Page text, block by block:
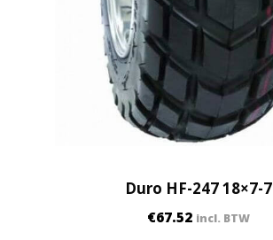
Duro HF-247 18×7-7
€67.52 incl. BTW